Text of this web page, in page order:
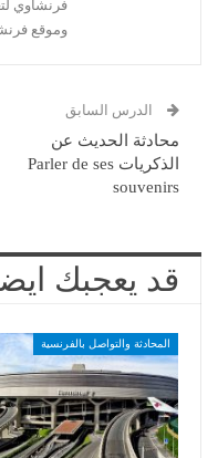
فرنشاوي
وموقع
الدرس السابق
محادثة الحديث عن
الذكريات Parler de ses
souvenirs
قد يعجبك
المحادثة والتواصل بالفرنسية